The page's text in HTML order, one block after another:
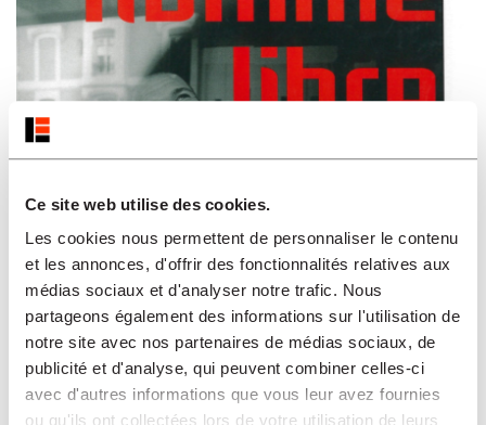
Ce site web utilise des cookies.
Les cookies nous permettent de personnaliser le contenu
et les annonces, d'offrir des fonctionnalités relatives aux
médias sociaux et d'analyser notre trafic. Nous
partageons également des informations sur l'utilisation de
notre site avec nos partenaires de médias sociaux, de
publicité et d'analyse, qui peuvent combiner celles-ci
avec d'autres informations que vous leur avez fournies
ou qu'ils ont collectées lors de votre utilisation de leurs